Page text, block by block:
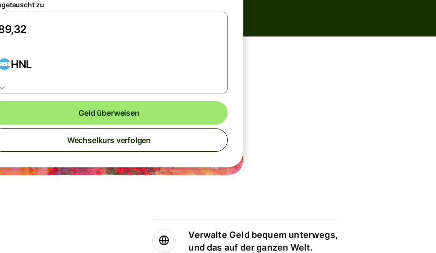
zu
HNL
Geld überweisen
Wechselkurs verfolgen
Verwalte Geld bequem unterwegs,
und das auf der ganzen Welt.